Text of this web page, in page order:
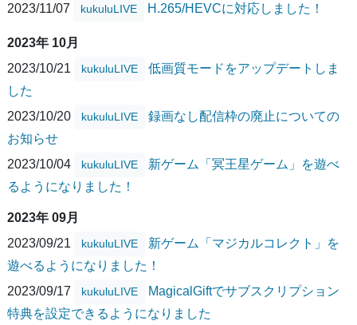
2023/11/07
kukuluLIVE H.265/HEVCに対応しました！
2023年 10月
2023/10/21
kukuluLIVE
低画質モードをアップデートしま
した
2023/10/20
kukuluLIVE
録画なし配信枠の廃止についての
お知らせ
2023/10/04
kukuluLIVE
新ゲーム「冥王星ゲーム」を遊べ
るようになりました！
2023年 09月
2023/09/21
kukuluLIVE
新ゲーム「マジカルコレクト」を
遊べるようになりました！
2023/09/17
kukuluLIVE
MagicalGiftでサブスクリプション
特典を設定できるようになりました